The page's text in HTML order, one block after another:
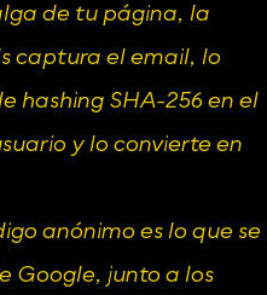
de tu página, la
captura el email, lo
hashing SHA-256 en el
y lo convierte en
anónimo es lo que se
Google, junto a los